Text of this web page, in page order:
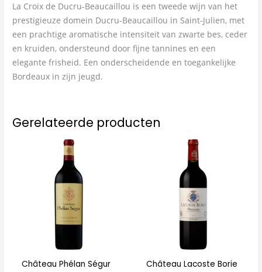
La Croix de Ducru-Beaucaillou is een tweede wijn van het
prestigieuze domein Ducru-Beaucaillou in Saint-Julien, met
een prachtige aromatische intensiteit van zwarte bes, ceder
en kruiden, ondersteund door fijne tannines en een
elegante frisheid. Een onderscheidende en toegankelijke
Bordeaux in zijn jeugd.
Gerelateerde producten
Château Phélan Ségur
Château Lacoste Borie